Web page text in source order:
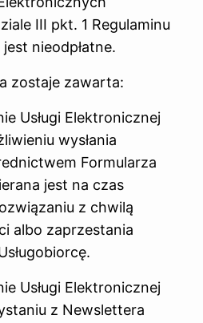
III pkt. 1 Regulaminu
nieodpłatne.
zostaje zawarta:
Usługi Elektronicznej
wysłania
Formularza
jest na czas
z chwilą
albo zaprzestania
Usługi Elektronicznej
z Newslettera